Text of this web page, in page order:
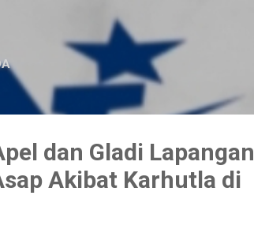
ke konten utama
dan Gladi Lapangan
Akibat Karhutla di